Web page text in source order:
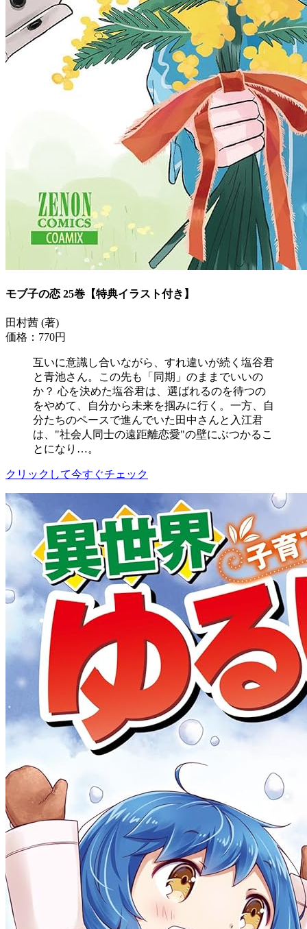
モブ子の恋 25巻【特典イラスト付き】
田村茜 (著)
価格：770円
互いに意識し合いながら、すれ違いが続く塩谷君
と青池さん。この先も「同期」のままでいいの
か？ 心を決めた塩谷君は、選ばれるのを待つの
をやめて、自分から未来を掴みに行く。一方、自
分たちのペースで進んでいた田中さんと入江君
は、"社会人同士の遠距離恋愛"の壁にぶつかるこ
とになり…。
クリックして今すぐチェック